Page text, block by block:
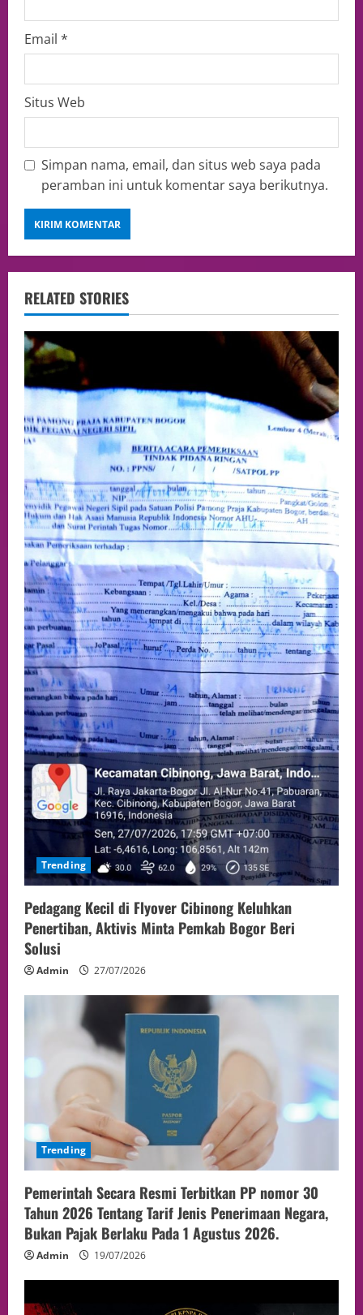
Email *
Situs Web
Simpan nama, email, dan situs web saya pada
peramban ini untuk komentar saya berikutnya.
RELATED STORIES
Trending
Pedagang Kecil di Flyover Cibinong Keluhkan
Penertiban, Aktivis Minta Pemkab Bogor Beri
Solusi
Admin 27/07/2026
Trending
Pemerintah Secara Resmi Terbitkan PP nomor 30
Tahun 2026 Tentang Tarif Jenis Penerimaan Negara,
Bukan Pajak Berlaku Pada 1 Agustus 2026.
Admin 19/07/2026